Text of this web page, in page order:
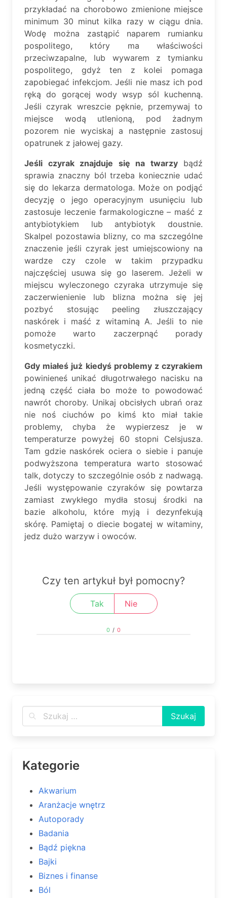
przykładać na chorobowo zmienione miejsce
minimum 30 minut kilka razy w ciągu dnia.
Wodę można zastąpić naparem rumianku
pospolitego, który ma właściwości
przeciwzapalne, lub wywarem z tymianku
pospolitego, gdyż ten z kolei pomaga
zapobiegać infekcjom. Jeśli nie masz ich pod
ręką do gorącej wody wsyp sól kuchenną.
Jeśli czyrak wreszcie pęknie, przemywaj to
miejsce wodą utlenioną, pod żadnym
pozorem nie wyciskaj a następnie zastosuj
opatrunek z jałowej gazy.
Jeśli czyrak znajduje się na twarzybądź
sprawia znaczny ból trzeba koniecznie udać
się do lekarza dermatologa. Może on podjąć
decyzję o jego operacyjnym usunięciu lub
zastosuje leczenie farmakologiczne – maść z
antybiotykiem lub antybiotyk doustnie.
Skalpel pozostawia blizny, co ma szczególne
znaczenie jeśli czyrak jest umiejscowiony na
wardze czy czole w takim przypadku
najczęściej usuwa się go laserem. Jeżeli w
miejscu wyleczonego czyraka utrzymuje się
zaczerwienienie lub blizna można się jej
pozbyć stosując peeling złuszczający
naskórek i maść z witaminą A. Jeśli to nie
pomoże warto zaczerpnąć porady
kosmetyczki.
Gdy miałeś już kiedyś problemy z czyrakiem
powinieneś unikać długotrwałego nacisku na
jedną część ciała bo może to powodować
nawrót choroby. Unikaj obcisłych ubrań oraz
nie noś ciuchów po kimś kto miał takie
problemy, chyba że wypierzesz je w
temperaturze powyżej 60 stopni Celsjusza.
Tam gdzie naskórek ociera o siebie i panuje
podwyższona temperatura warto stosować
talk, dotyczy to szczególnie osób z nadwagą.
Jeśli występowanie czyraków się powtarza
zamiast zwykłego mydła stosuj środki na
bazie alkoholu, które myją i dezynfekują
skórę. Pamiętaj o diecie bogatej w witaminy,
jedz dużo warzyw i owoców.
Czy ten artykuł był pomocny?
Tak Nie
0 / 0
Kategorie
Akwarium
Aranżacje wnętrz
Autoporady
Badania
Bądź piękna
Bajki
Biznes i finanse
Ból